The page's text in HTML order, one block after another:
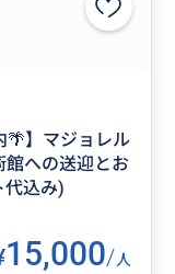
🌴】マジョレル
館への送迎とお
代込み)
15,000/人